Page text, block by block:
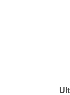
5 Sternen